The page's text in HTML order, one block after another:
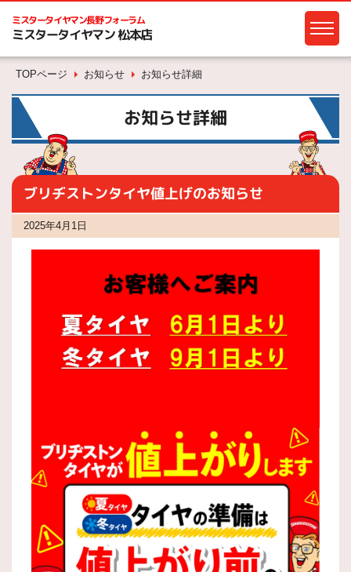
ミスタータイヤマン長野フォーラム
ミスタータイヤマン 松本店
TOPページ お知らせ お知らせ詳細
お知らせ詳細
ブリヂストンタイヤ値上げのお知らせ
2025年4月1日